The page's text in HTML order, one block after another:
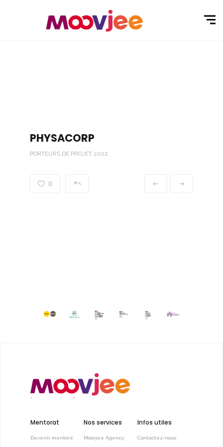
PHYSACORP
PORTEURS DE PROJET 2022
0
Mentorat
Devenir mentoré
Nos services
Moovjee Agency
Infos utiles
Contactez-nous